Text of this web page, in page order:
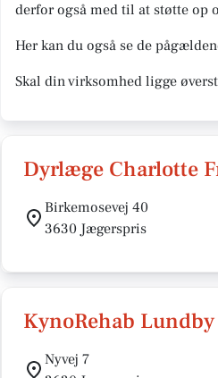
derfor også med til at støtte op
Her kan du også se de
Skal din virksomhed ligge
Dyrlæge Charlotte
Birkemosevej 40
3630 Jægerspris
KynoRehab
Nyvej 7